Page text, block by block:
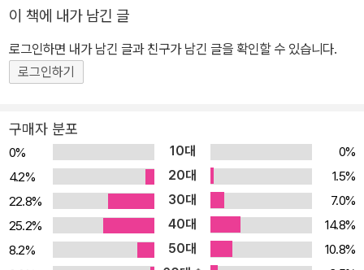
아비의 구멍을 통해 들어간 반쪽이 나머지 반쪽을 만나 습하고 따뜻
한 동굴에서 여물었다가 어미의 구멍을 통해 세상에 나왔고 평생 구
멍을 통해 흘리고 먹고 말하고 듣고 풀고 빨고 짜고 쏟고 싸고 끼고 누
는 행위를 하다가 마침내 땅에 구멍 하나 파는 것으로 끝나지 아니하
다. _「구멍에 대하여」에서
가르치고 더러는 소설을 쓰지 않으면 못 배길 정도로 정서를 나누었
던 창작의 원천이다. 치열한 삶의 현장에서 만난 모든 이가 자신의 소
설 속 주인공이자 조연이며, 그런 점에서 그들은 글쓰기의 스승이자
친구인 셈이다. 글쓰기는 기교가 아닌 삶을 궁리하는 방법 이 책에서
하게 드러난다. 한창훈은 섬에서 나고 자라 외진 곳을 떠돌며 변방의
말을 먼저 익혔고, 변방의 사람들과 부대끼며 글을 써왔다. 이는 도회
의 고독한 심리를 서술하거나 자극적인 상상력에만 의존하기보다는
모진 현실에 뿌리내리고 사는 사람들의 이야기를 날것 그대로의 생생
함으로, 때로는 해학적이고 육감적이게, 때로는 눈물겹도록 아름다운
문체로 밀고 나간 글쓰기임을 보여준다. 정식으로 문학을 배운 적 없
이 책에 내가 남긴 글
로그인하면 내가 남긴 글과 친구가 남긴 글을 확인할 수 있습니다.
로그인하기
구매자 분포
0% 10대
0%
4.2%
20대
1.5%
22.8%
30대
7.0%
25.2%
40대
14.8%
8.2%
50대
10.8%